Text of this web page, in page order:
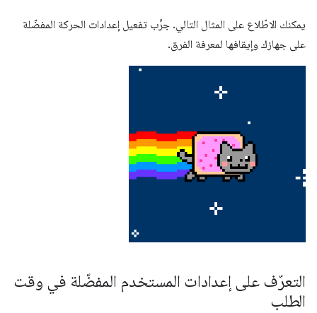
يمكنك الاطّلاع على المثال التالي. جرِّب تفعيل إعدادات الحركة المفضّلة
على جهازك وإيقافها لمعرفة الفرق.
التعرّف على إعدادات المستخدم المفضّلة في وقت
الطلب